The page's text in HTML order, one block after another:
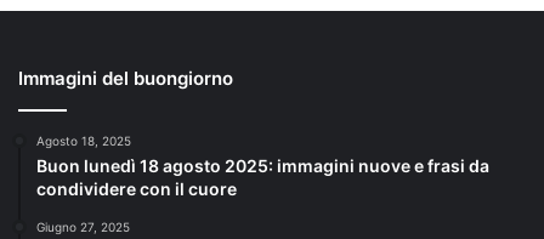
Immagini del buongiorno
Agosto 18, 2025
Buon lunedì 18 agosto 2025: immagini nuove e frasi da
condividere con il cuore
Giugno 27, 2025